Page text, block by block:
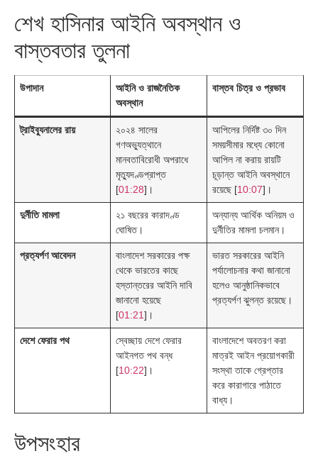
শেখ হাসিনার আইনি অবস্থান ও
বাস্তবতার তুলনা
উপাদান
আইনি ও রাজনৈতিক
অবস্থান
বাস্তব চিত্র ও প্রভাব
ট্রাইব্যুনালের রায়
২০২৪ সালের
গণঅভ্যুত্থানে
মানবতাবিরোধী অপরাধে
মৃত্যুদণ্ডপ্রাপ্ত
[01:28]।
আপিলের নির্দিষ্ট ৩০ দিন
সময়সীমার মধ্যে কোনো
আপিল না করায় রায়টি
চূড়ান্ত আইনি অবস্থানে
রয়েছে [10:07]।
দুর্নীতি মামলা
২১ বছরের কারাদণ্ড
ঘোষিত।
অন্যান্য আর্থিক অনিয়ম ও
দুর্নীতির মামলা চলমান।
প্রত্যর্পণ আবেদন
বাংলাদেশ সরকারের পক্ষ
থেকে ভারতের কাছে
হস্তান্তরের আইনি দাবি
জানানো হয়েছে
[01:21]।
ভারত সরকারের আইনি
পর্যালোচনার কথা জানানো
হলেও আনুষ্ঠানিকভাবে
প্রত্যর্পণ ঝুলন্ত রয়েছে।
দেশে ফেরার পথ
স্বেচ্ছায় দেশে ফেরার
আইনগত পথ বন্ধ
[10:22]।
বাংলাদেশে অবতরণ করা
মাত্রই আইন প্রয়োগকারী
সংস্থা তাকে গ্রেপ্তার
করে কারাগারে পাঠাতে
বাধ্য।
উপসংহার